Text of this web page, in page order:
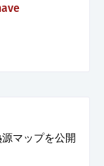
マップを公開